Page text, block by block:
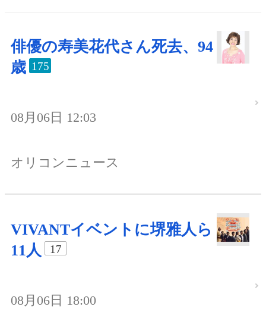
俳優の寿美花代さん死去、94
歳 175
08月06日 12:03
オリコンニュース
VIVANTイベントに堺雅人ら
11人
17
08月06日 18:00